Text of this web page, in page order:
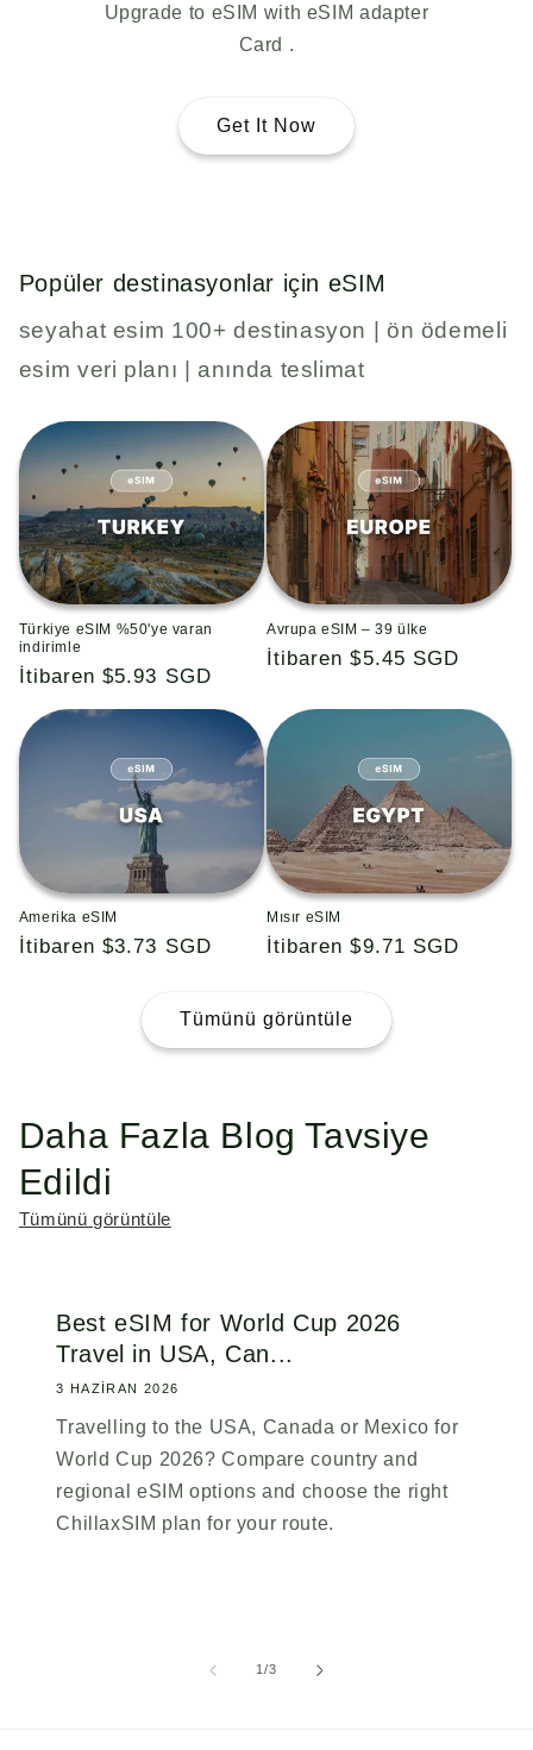
Upgrade to eSIM with eSIM adapter
Card .
Get It Now
Popüler destinasyonlar için eSIM
seyahat esim 100+ destinasyon | ön ödemeli
esim veri planı | anında teslimat
Türkiye eSIM %50'ye varan
indirimle
Normal
fiyat
İtibaren $5.93 SGD
Avrupa eSIM – 39 ülke
Normal
İtibaren $5.45 SGD
Amerika eSIM
Normal
İtibaren $3.73 SGD
Mısır eSIM
Normal
İtibaren $9.71 SGD
Tümünü görüntüle
Daha Fazla Blog Tavsiye
Edildi
Tümünü görüntüle
Best eSIM for World Cup 2026
Travel in USA, Can...
3 HAZIRAN 2026
Travelling to the USA, Canada or Mexico for
World Cup 2026? Compare country and
regional eSIM options and choose the right
ChillaxSIM plan for your route.
1/ile
3